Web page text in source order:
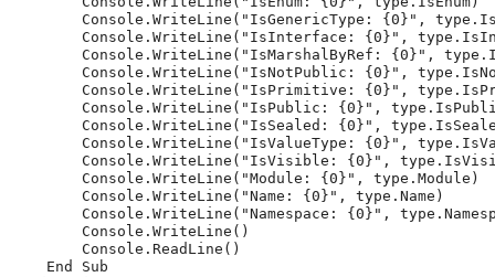
Console.WriteLine("IsGenericType: {0}",
Console.WriteLine("IsInterface: {0}",
Console.WriteLine("IsMarshalByRef: {0}",
Console.WriteLine("IsNotPublic: {0}",
Console.WriteLine("IsPrimitive: {0}",
Console.WriteLine("IsPublic: {0}",
Console.WriteLine("IsSealed: {0}",
Console.WriteLine("IsValueType: {0}",
Console.WriteLine("IsVisible: {0}",
        Console.WriteLine("Module: {0}", type.Module)
        Console.WriteLine("Name: {0}", type.Name)
Console.WriteLine("Namespace: {0}",
        Console.WriteLine()
        Console.ReadLine()
    End Sub